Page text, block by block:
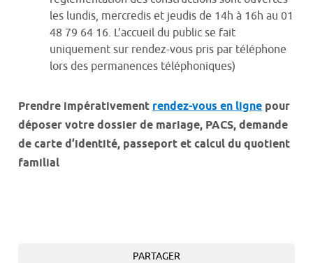
les lundis, mercredis et jeudis de 14h à 16h au 01
48 79 64 16. L’accueil du public se fait
uniquement sur rendez-vous pris par téléphone
lors des permanences téléphoniques)
Prendre impérativement rendez-vous en ligne pour
déposer votre dossier de mariage, PACS, demande
de carte d’identité, passeport et calcul du quotient
familial
PARTAGER